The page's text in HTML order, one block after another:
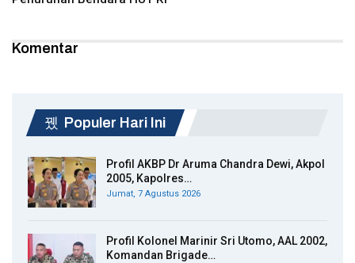
Komentar
Populer Hari Ini
Profil AKBP Dr Aruma Chandra Dewi, Akpol
2005, Kapolres…
Jumat, 7 Agustus 2026
Profil Kolonel Marinir Sri Utomo, AAL 2002,
Komandan Brigade…